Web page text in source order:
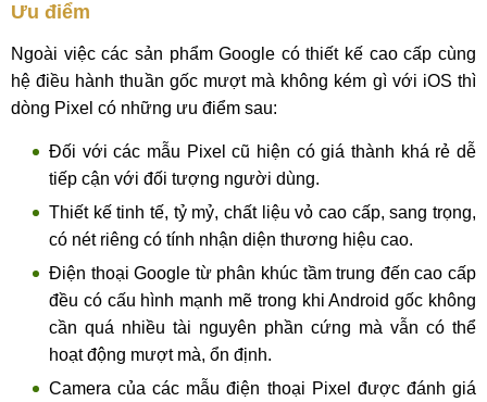
Ưu điểm
Ngoài việc các sản phẩm Google có thiết kế cao cấp cùng
hệ điều hành thuần gốc mượt mà không kém gì với iOS thì
dòng Pixel có những ưu điểm sau:
Đối với các mẫu Pixel cũ hiện có giá thành khá rẻ dễ
tiếp cận với đối tượng người dùng.
Thiết kế tinh tế, tỷ mỷ, chất liệu vỏ cao cấp, sang trọng,
có nét riêng có tính nhận diện thương hiệu cao.
Điện thoại Google từ phân khúc tầm trung đến cao cấp
đều có cấu hình mạnh mẽ trong khi Android gốc không
cần quá nhiều tài nguyên phần cứng mà vẫn có thể
hoạt động mượt mà, ổn định.
Camera của các mẫu điện thoại Pixel được đánh giá